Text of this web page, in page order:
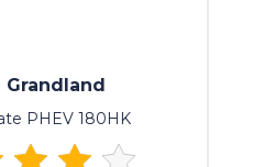
Grandland
PHEV 180HK